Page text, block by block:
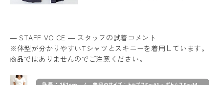
― STAFF VOICE ― スタッフの試着コメント
※体型が分かりやすいTシャツとスキニーを着用しています。
商品ではありませんのでご注意ください。